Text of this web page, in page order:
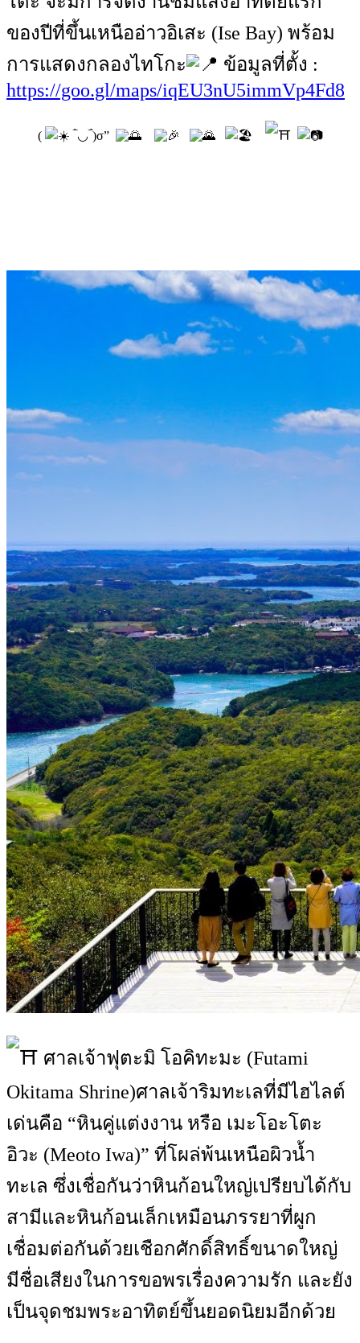
ของปีที่ขึ้นเหนืออ่าวอิเสะ (Ise Bay) พร้อม
การแสดงกลองไทโกะ
ข้อมูลที่ตั้ง :
https://goo.gl/maps/iqEU3nU5immVp4Fd8
( ‾̀◡‾́)σ”
ศาลเจ้าฟุตะมิ โอคิทะมะ (Futami
Okitama Shrine)ศาลเจ้าริมทะเลที่มีไฮไลต์
เด่นคือ “หินคู่แต่งงาน หรือ เมะโอะโตะ
อิวะ (Meoto Iwa)” ที่โผล่พ้นเหนือผิวน้ำ
ทะเล ซึ่งเชื่อกันว่าหินก้อนใหญ่เปรียบได้กับ
สามีและหินก้อนเล็กเหมือนภรรยาที่ผูก
เชื่อมต่อกันด้วยเชือกศักดิ์สิทธิ์ขนาดใหญ่
มีชื่อเสียงในการขอพรเรื่องความรัก และยัง
เป็นจุดชมพระอาทิตย์ขึ้นยอดนิยมอีกด้วย